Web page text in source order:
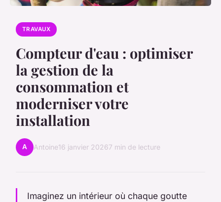
TRAVAUX
Compteur d'eau : optimiser
la gestion de la
consommation et
moderniser votre
installation
A Antoine16 janvier 20267 min de lecture
Imaginez un intérieur où chaque goutte